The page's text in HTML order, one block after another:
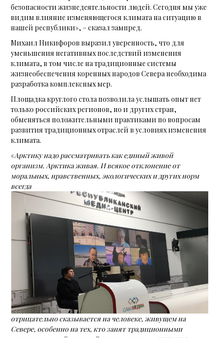
безопасности жизнедеятельности людей. Сегодня мы уже
видим влияние изменяющегося климата на ситуацию в
нашей республики», – сказал зампред.
Михаил Никифоров выразил уверенность, что для
уменьшения негативных последствий изменения
климата, в том числе на традиционные системы
жизнеобеспечения коренных народов Севера необходима
разработка комплексных мер.
Площадка круглого стола позволила услышать опыт нет
только российских регионов, но и других стран,
обменяться положительными практиками по вопросам
развития традиционных отраслей в условиях изменения
климата.
«Арктику надо рассматривать как единый живой
организм. Арктика живая. И всякое отклонение от
моральных, нравственных, экологических и других норм
всегда
отрицательно сказывается на человеке, живущем на
Севере, особенно на тех, кто занят традиционными